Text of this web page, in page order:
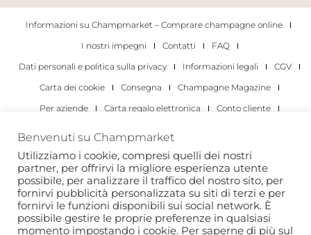
Informazioni su Champmarket – Comprare champagne online
I nostri impegni
Contatti
FAQ
Dati personali e politica sulla privacy
Informazioni legali
CGV
Carta dei cookie
Consegna
Champagne Magazine
Per aziende
Carta regalo elettronica
Conto cliente
Per gli individui
Per le aziende
Copyright 2022 © tutti i diritti riservati. Champmarket.
Benvenuti su Champmarket
Utilizziamo i cookie, compresi quelli dei nostri
partner, per offrirvi la migliore esperienza utente
possibile, per analizzare il traffico del nostro sito, per
fornirvi pubblicità personalizzata su siti di terzi e per
fornirvi le funzioni disponibili sui social network. È
possibile gestire le proprie preferenze in qualsiasi
momento impostando i cookie. Per saperne di più sul